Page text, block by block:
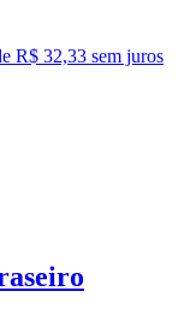
R$ 32,33 sem juros